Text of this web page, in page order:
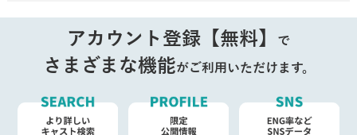
アカウント登録【無料】 で
さまざまな機能がご利用いただけます。